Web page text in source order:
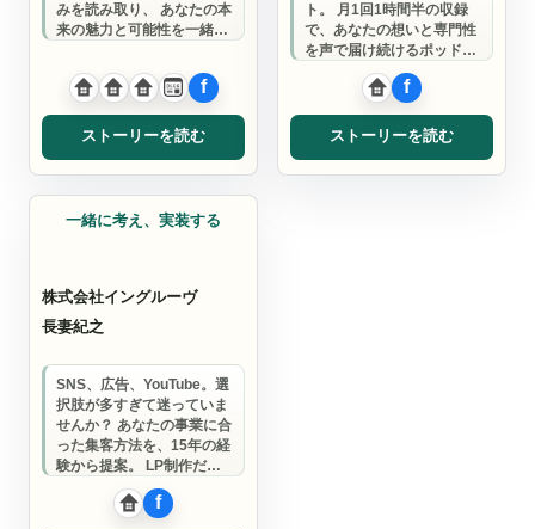
みを読み取り、 あなたの本
来の魅力と可能性を一緒に
ストーリーを読む
ト。 月1回1時間半の収録
で、あなたの想いと専門性
を声で届け続けるポッドキ
ャストプロデュース会社で
ストーリーを読む
ウェブ制作
一緒に考え、実装する
株式会社イングルーヴ
長妻紀之
SNS、広告、YouTube。選
択肢が多すぎて迷っていま
せんか？ あなたの事業に合
った集客方法を、15年の経
験から提案。 LP制作だけ
でなく、成果が出る全体設